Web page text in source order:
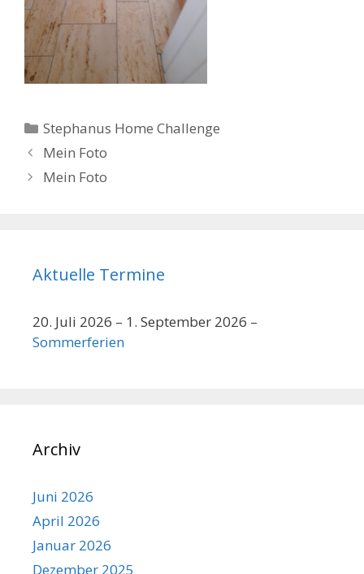
Kategorien
Stephanus Home Challenge
Beitrags-
Navigation
Mein Foto
Mein Foto
Aktuelle Termine
20. Juli 2026 – 1. September 2026 –
Sommerferien
Archiv
Juni 2026
April 2026
Januar 2026
Dezember 2025